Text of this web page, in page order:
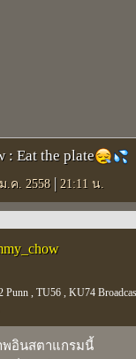
: Eat the plate
.ค. 2558 | 21:11 น.
Punn , TU56 , KU74
พอินสตาแกรมนี้